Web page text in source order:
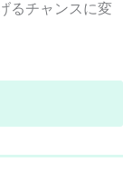
るチャンスに変